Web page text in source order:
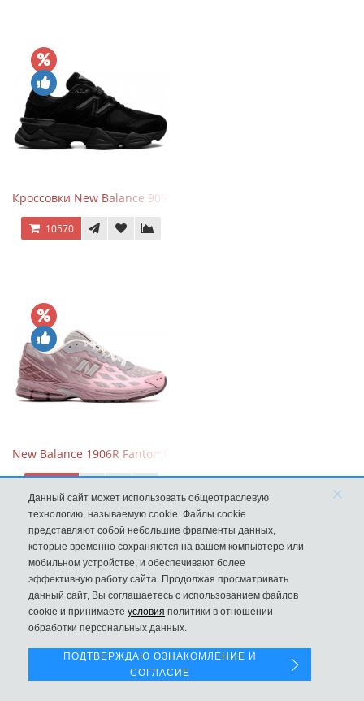
Кроссовки New Balance 9060 Triple Black
10570
New Balance 1906R Fantomfit Ice Wine
Данный сайт может использовать общеотраслевую
технологию, называемую cookie. Файлы cookie
представляют собой небольшие фрагменты данных,
которые временно сохраняются на вашем компьютере или
мобильном устройстве, и обеспечивают более
эффективную работу сайта. Продолжая просматривать
данный сайт, Вы соглашаетесь с использованием файлов
cookie и принимаете условия политики в отношении
обработки персональных данных.
×
ПОДТВЕРЖДАЮ ОЗНАКОМЛЕНИЕ И
СОГЛАСИЕ